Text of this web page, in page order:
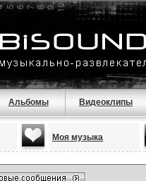
Альбомы Видеоклипы
Моя музыка